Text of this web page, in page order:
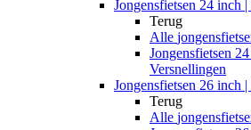
Jongensfietsen 24 inch
Terug
Alle
Jongensfietsen
Versnellingen
Jongensfietsen 26 inch
Terug
Alle